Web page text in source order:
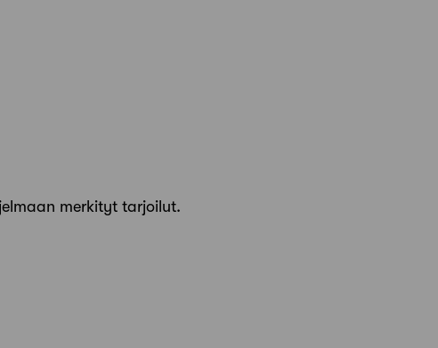
merkityt tarjoilut.